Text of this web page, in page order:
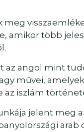
amikor több
az angol mint
művei,
az iszlám
jelent meg
arab